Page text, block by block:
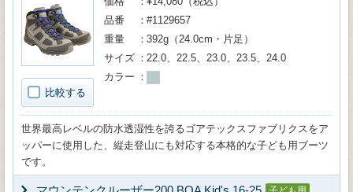
比較する
品番
#1129657
重量
392g（24.0cm・片足）
サイズ
22.0、22.5、23.0、23.5、24.0
カラー
世界最高レベルの防水透湿性を誇るゴアテックスファブリクスをア
ッパーに使用した、縦走登山にも対応する本格的な子ども用ブーツ
です。